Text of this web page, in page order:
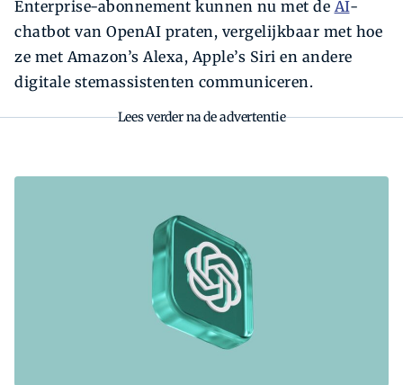
Enterprise-abonnement kunnen nu met de AI-
chatbot van OpenAI praten, vergelijkbaar met hoe
ze met Amazon’s Alexa, Apple’s Siri en andere
digitale stemassistenten communiceren.
Lees verder na de advertentie